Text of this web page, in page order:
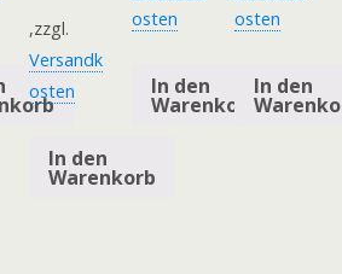
,zzgl.
Versandk
osten
In den
Warenkorb
osten
In den
Warenkorb
osten
In den